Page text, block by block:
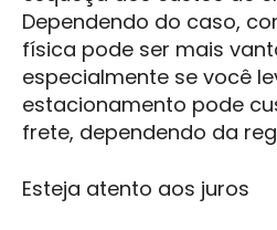
Dependendo do caso,
física pode ser mais
especialmente se você
estacionamento pode
frete, dependendo da
Esteja atento aos juros